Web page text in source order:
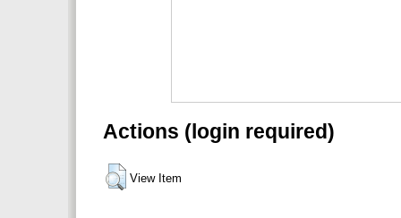
Actions (login required)
View Item